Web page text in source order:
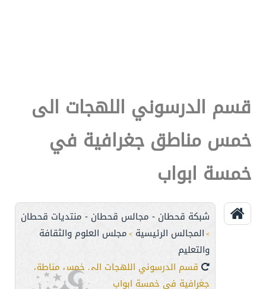
قسم الدرسوني اللهجات الى
خمس مناطق جغرافية في
خمسة ابواب
شبكة قحطان - مجالس قحطان - منتديات قحطان
> المجالس الرئيسية > مجلس العلوم والثقافة
والتعليم
قسم الدرسوني اللهجات الى خمس مناطق
جغرافية في خمسة ابواب